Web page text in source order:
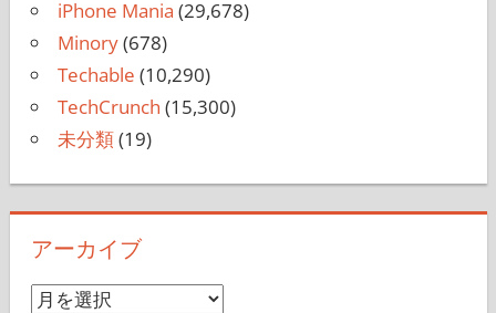
iPhone Mania (29,678)
Minory(678)
Techable (10,290)
TechCrunch (15,300)
未分類(19)
アーカイブ
ア